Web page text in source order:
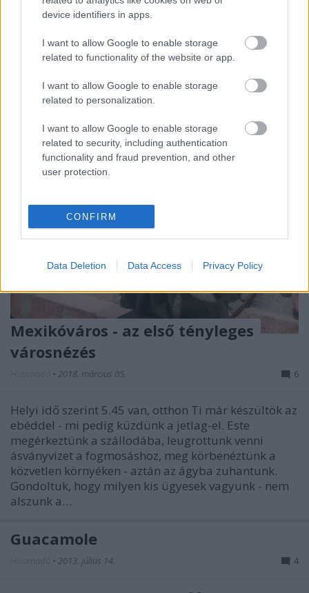
device identifiers in apps.
I want to allow Google to enable storage
related to functionality of the website or app.
I want to allow Google to enable storage
related to personalization.
I want to allow Google to enable storage
related to security, including authentication
functionality and fraud prevention, and other
user protection.
CONFIRM
Data Deletion Data Access Privacy Policy
fokozott az érdeklődés az úti élményeink iránt, hogy
több élménybeszámolón és mexikói vacsorán
vagyunk túl - és szerintem ennek még közel sincs
vége... Gondoltam, hogy akit nem tudtunk így
hogy mi…
Mexikóváros - az első tényleges
városnézés
• 2018. március 05. 6
Helyi idő szerint 5.45 van, otthon Ti már készültök az
ebéddel - mi pedig küzdünk a jetlag-el. Este
megérkeztünk a szállodába, leugrottunk venni
ásványvizet a fogmosáshoz, meg körbenéztünk a
közvetlen környéken - aztán az ágyba zuhantunk.
Gondoltuk, hogy milyen kis ügyesek vagyunk - nem
alszunk a…
Guacamole
• 2013. július 14. 4